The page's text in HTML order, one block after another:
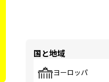
国と地域
ヨーロッパ